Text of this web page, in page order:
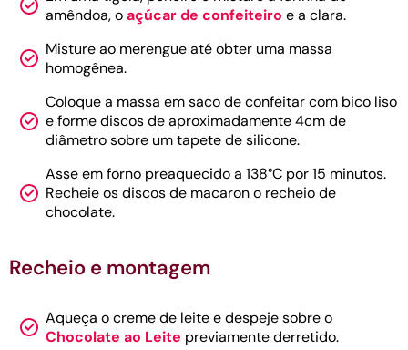
amêndoa, oaçúcar de confeiteiro e a clara.
Misture ao merengue até obter uma massa
homogênea.
Coloque a massa em saco de confeitar com bico liso
e forme discos de aproximadamente 4cm de
diâmetro sobre um tapete de silicone.
Asse em forno preaquecido a 138°C por 15 minutos.
Recheie os discos de macaron o recheio de
chocolate.
Recheio e montagem
Aqueça o creme de leite e despeje sobre o
Chocolate ao Leite previamente derretido.